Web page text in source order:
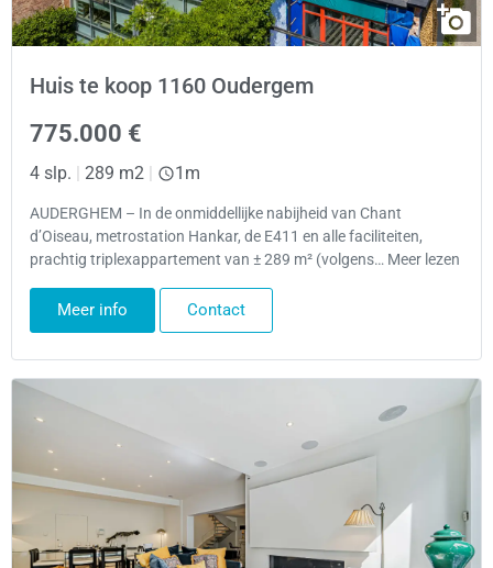
Huis te koop 1160 Oudergem
775.000 €
4 slp. | 289 m2 | 1m
AUDERGHEM – In de onmiddellijke nabijheid van Chant
d’Oiseau, metrostation Hankar, de E411 en alle faciliteiten,
prachtig triplexappartement van ± 289 m² (volgens… Meer lezen
Meer info Contact